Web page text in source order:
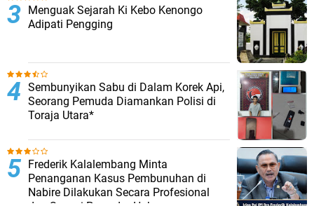
Menguak Sejarah Ki Kebo Kenongo
Adipati Pengging
Sembunyikan Sabu di Dalam Korek Api,
Seorang Pemuda Diamankan Polisi di
Toraja Utara*
Frederik Kalalembang Minta
Penanganan Kasus Pembunuhan di
Nabire Dilakukan Secara Profesional